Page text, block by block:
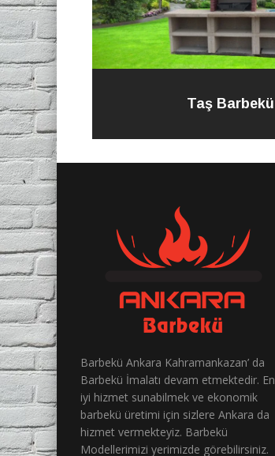
Taş Barbekü
Barbekü Ankara Kahramankazan’ da
Barbekü İmalatı devam etmektedir. En
iyi hizmet sunabilmek ve ekonomik
barbekü üretimi için sizlere Ankara da
hizmet vermekteyiz. Barbekü
Modellerimizi yerimizde görebilirsiniz.